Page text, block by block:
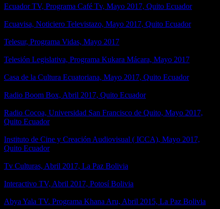
Ecuador TV, Programa Café Tv, Mayo 2017, Quito Ecuador
Ecuavisa, Noticiero Televistazo, Mayo 2017, Quito Ecuador
Telesur, Programa Vidas, Mayo 2017
Telesión Legislativa, Programa Kukara Mácara, Mayo 2017
Casa de la Cultura Ecuatoriana, Mayo 2017, Quito Ecuador
Radio Boom Box, Abril 2017, Quito Ecuador
Radio Cocoa, Universidad San Francisco de Quito, Mayo 2017,
Quito Ecuador
Instituto de Cine y Creación Audiovisual ( ICCA), Mayo 2017,
Quito Ecuador
Tv Culturas, Abril 2017, La Paz Bolivia
Interactivo TV, Abril 2017, Potosí Bolivia
Abya Yala TV. Programa Khana Aru, Abril 2015, La Paz Bolivia